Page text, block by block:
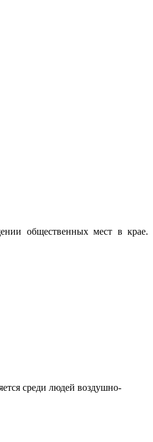
общественных мест в крае.
среди людей воздушно-